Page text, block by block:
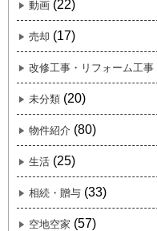
動画 (22)
売却 (17)
改修工事・リフォーム工事
未分類 (20)
物件紹介 (80)
生活 (25)
相続・贈与 (33)
空地空家 (57)